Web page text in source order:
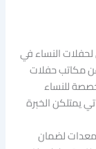
النساء في
مكاتب حفلات
للنساء
يمتلكن الخبرة
لضمان